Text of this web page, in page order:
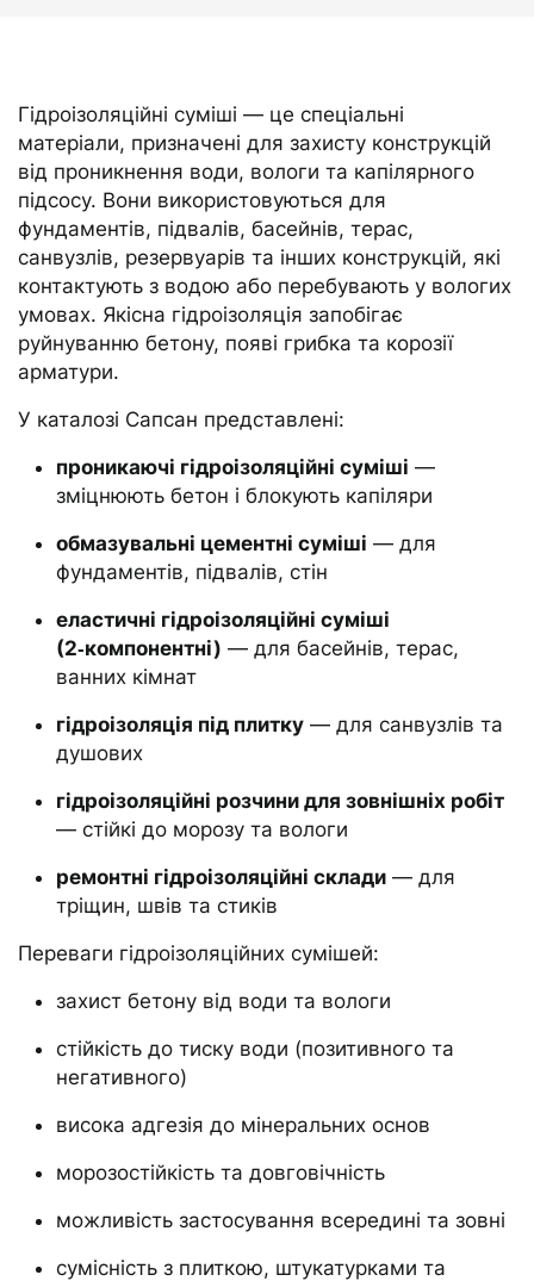
Гідроізоляційні суміші — це спеціальні
матеріали, призначені для захисту конструкцій
від проникнення води, вологи та капілярного
підсосу. Вони використовуються для
фундаментів, підвалів, басейнів, терас,
санвузлів, резервуарів та інших конструкцій, які
контактують з водою або перебувають у вологих
умовах. Якісна гідроізоляція запобігає
руйнуванню бетону, появі грибка та корозії
арматури.
У каталозі Сапсан представлені:
проникаючі гідроізоляційні суміші —
зміцнюють бетон і блокують капіляри
обмазувальні цементні суміші — для
фундаментів, підвалів, стін
еластичні гідроізоляційні суміші
(2‑компонентні) — для басейнів, терас,
ванних кімнат
гідроізоляція під плитку — для санвузлів та
душових
гідроізоляційні розчини для зовнішніх робіт
— стійкі до морозу та вологи
ремонтні гідроізоляційні склади — для
тріщин, швів та стиків
Переваги гідроізоляційних сумішей:
захист бетону від води та вологи
стійкість до тиску води (позитивного та
негативного)
висока адгезія до мінеральних основ
морозостійкість та довговічність
можливість застосування всередині та зовні
сумісність з плиткою, штукатурками та